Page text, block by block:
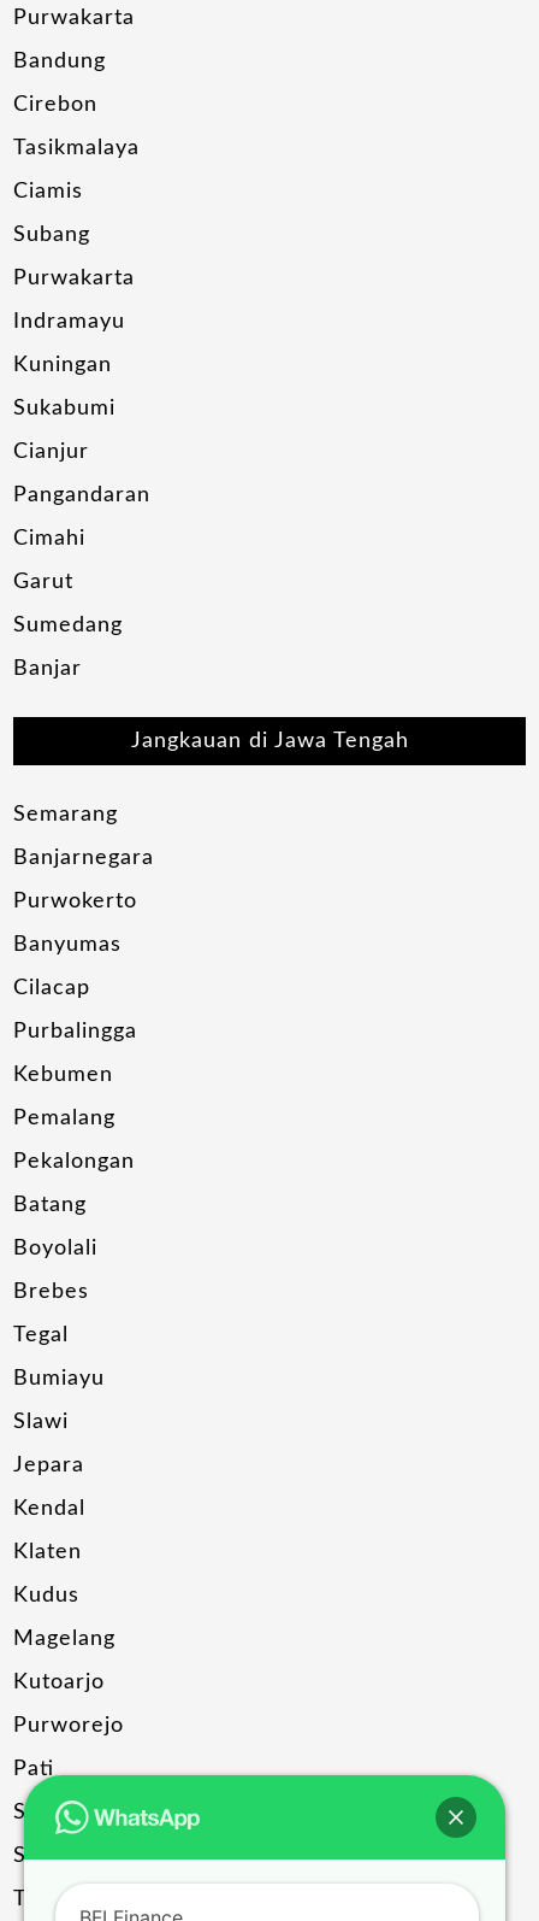
Purwakarta
Bandung
Cirebon
Tasikmalaya
Ciamis
Subang
Purwakarta
Indramayu
Kuningan
Sukabumi
Cianjur
Pangandaran
Cimahi
Garut
Sumedang
Banjar
Jangkauan di Jawa Tengah
Semarang
Banjarnegara
Purwokerto
Banyumas
Cilacap
Purbalingga
Kebumen
Pemalang
Pekalongan
Batang
Boyolali
Brebes
Tegal
Bumiayu
Slawi
Jepara
Kendal
Klaten
Kudus
Magelang
Kutoarjo
Purworejo
Pati
Sragen
Solo
Temanggung